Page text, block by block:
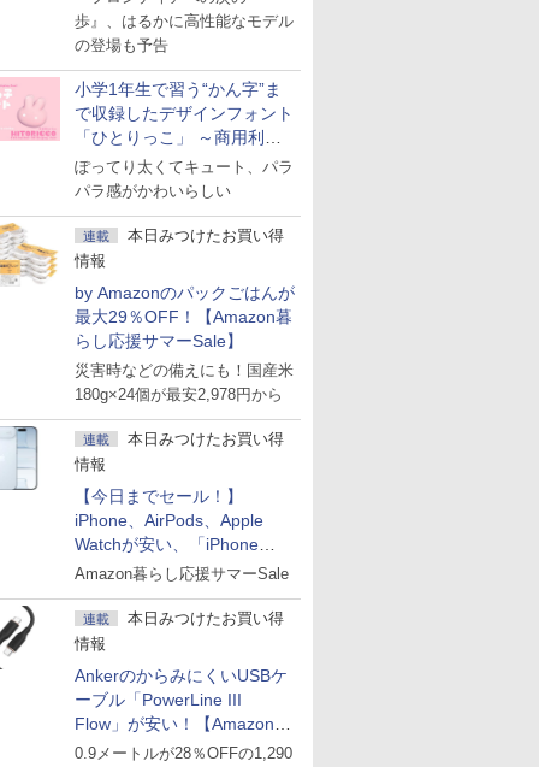
歩』、はるかに高性能なモデル
の登場も予告
小学1年生で習う“かん字”ま
で収録したデザインフォント
「ひとりっこ」 ～商用利用
OK
ぽってり太くてキュート、パラ
パラ感がかわいらしい
連載
本日みつけたお買い得
情報
by Amazonのパックごはんが
最大29％OFF！【Amazon暮
らし応援サマーSale】
災害時などの備えにも！国産米
180g×24個が最安2,978円から
連載
本日みつけたお買い得
情報
【今日までセール！】
iPhone、AirPods、Apple
Watchが安い、「iPhone
Air」256GB版が139,800円な
Amazon暮らし応援サマーSale
連載
本日みつけたお買い得
情報
AnkerのからみにくいUSBケ
ーブル「PowerLine III
Flow」が安い！【Amazon暮
らし応援サマーSale】
0.9メートルが28％OFFの1,290